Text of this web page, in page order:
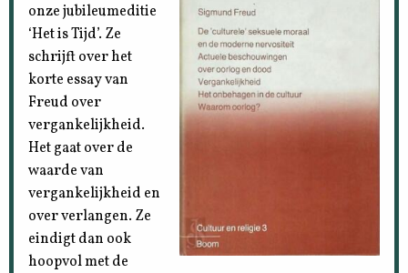
onze jubileumeditie
‘Het is Tijd’. Ze
schrijft over het
korte essay van
Freud over
vergankelijkheid.
Het gaat over de
waarde van
vergankelijkheid en
over verlangen. Ze
eindigt dan ook
hoopvol met de